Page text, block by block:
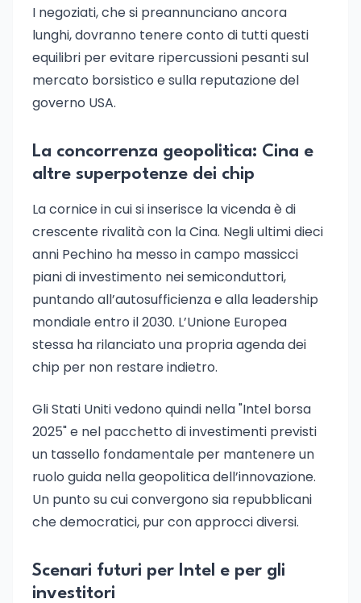
I negoziati, che si preannunciano ancora
lunghi, dovranno tenere conto di tutti questi
equilibri per evitare ripercussioni pesanti sul
mercato borsistico e sulla reputazione del
governo USA.
La concorrenza geopolitica: Cina e
altre superpotenze dei chip
La cornice in cui si inserisce la vicenda è di
crescente rivalità con la Cina. Negli ultimi dieci
anni Pechino ha messo in campo massicci
piani di investimento nei semiconduttori,
puntando all’autosufficienza e alla leadership
mondiale entro il 2030. L’Unione Europea
stessa ha rilanciato una propria agenda dei
chip per non restare indietro.
Gli Stati Uniti vedono quindi nella "Intel borsa
2025" e nel pacchetto di investimenti previsti
un tassello fondamentale per mantenere un
ruolo guida nella geopolitica dell’innovazione.
Un punto su cui convergono sia repubblicani
che democratici, pur con approcci diversi.
Scenari futuri per Intel e per gli
investitori